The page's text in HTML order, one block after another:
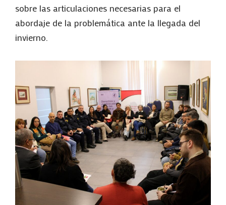
sobre las articulaciones necesarias para el
abordaje de la problemática ante la llegada del
invierno.